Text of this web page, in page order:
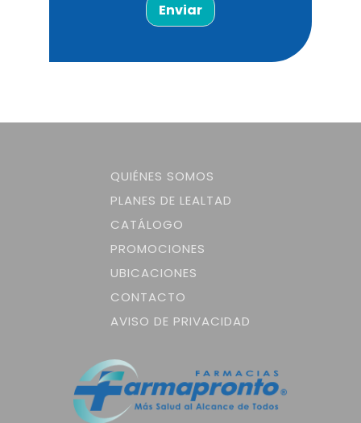
Enviar
QUIÉNES SOMOS
PLANES DE LEALTAD
CATÁLOGO
PROMOCIONES
UBICACIONES
CONTACTO
AVISO DE PRIVACIDAD